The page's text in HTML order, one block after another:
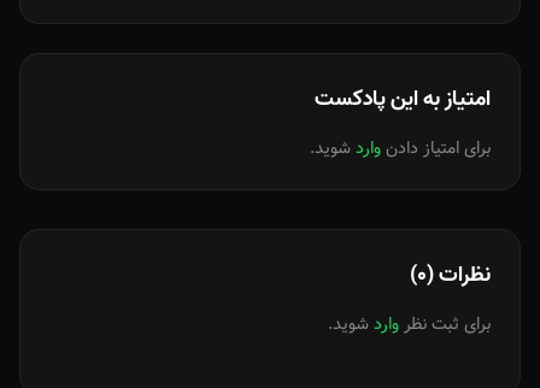
امتیاز به این پادکست
برای امتیاز دادنواردشوید.
نظرات (0)
برای ثبت نظر واردشوید.